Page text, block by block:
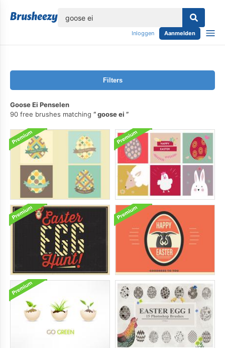
Inloggen Aanmelden
Filters
Goose Ei Penselen
90 free brushes matching
goose ei